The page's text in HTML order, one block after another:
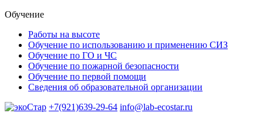
Обучение
Работы на высоте
Обучение по использованию и применению СИЗ
Обучение по ГО и ЧС
Обучение по пожарной безопасности
Обучение по первой помощи
Сведения об образовательной организации
+7(921)639-29-64 info@lab-ecostar.ru